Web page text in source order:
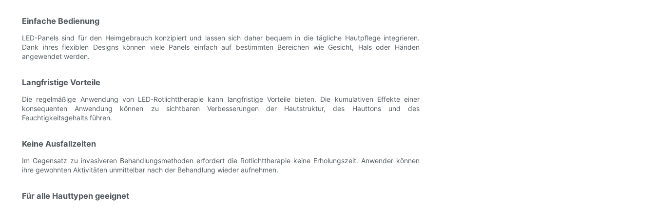
Einfache Bedienung
LED-Panels sind für den Heimgebrauch konzipiert und lassen sich daher bequem in die tägliche Hautpflege integrieren.
Dank ihres flexiblen Designs können viele Panels einfach auf bestimmten Bereichen wie Gesicht, Hals oder Händen
angewendet werden.
Langfristige Vorteile
Die regelmäßige Anwendung von LED-Rotlichttherapie kann langfristige Vorteile bieten. Die kumulativen Effekte einer
konsequenten Anwendung können zu sichtbaren Verbesserungen der Hautstruktur, des Hauttons und des
Feuchtigkeitsgehalts führen.
Keine Ausfallzeiten
Im Gegensatz zu invasiveren Behandlungsmethoden erfordert die Rotlichttherapie keine Erholungszeit. Anwender können
ihre gewohnten Aktivitäten unmittelbar nach der Behandlung wieder aufnehmen.
Für alle Hauttypen geeignet